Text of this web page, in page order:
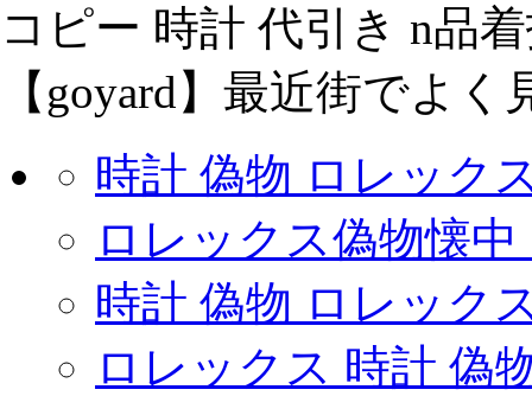
コピー 時計 代引き n品
【goyard】最近街でよ
時計 偽物 ロレック
ロレックス偽物懐中
時計 偽物 ロレック
ロレックス 時計 偽